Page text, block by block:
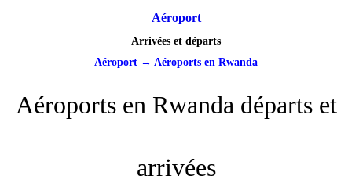
Aéroport
Arrivées et départs
Aéroport → Aéroports en Rwanda
Aéroports en Rwanda départs et
arrivées